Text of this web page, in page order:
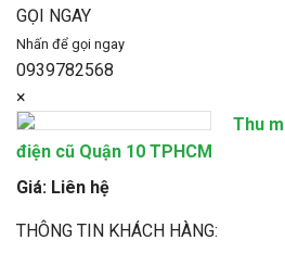
GỌI NGAY
Nhấn để gọi ngay
0939782568
×
Thu
điện cũ Quận 10 TPHCM
Giá: Liên hệ
THÔNG TIN KHÁCH HÀNG: